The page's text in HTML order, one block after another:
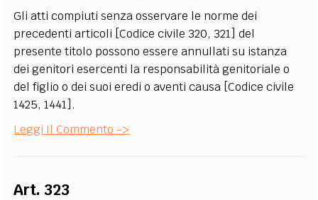
Gli atti compiuti senza osservare le norme dei
precedenti articoli [Codice civile 320, 321] del
presente titolo possono essere annullati su istanza
dei genitori esercenti la responsabilità genitoriale o
del figlio o dei suoi eredi o aventi causa [Codice civile
1425, 1441].
Leggi Il Commento ->
Art. 323